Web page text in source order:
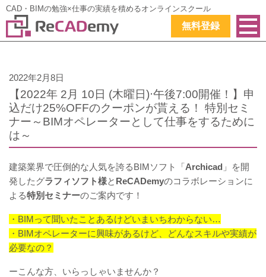
CAD・BIMの勉強×仕事の実績を積めるオンラインスクール
無料登録
2022年2月8日
【2022年 2月 10日 (木曜日)⋅午後7:00開催！】申
込だけ25%OFFのクーポンが貰える！ 特別セミ
ナー～BIMオペレーターとして仕事をするために
は～
建築業界で圧倒的な人気を誇るBIMソフト「Archicad 」を開
発したグラフィソフト様と ReCADemyのコラボレーションに
よる特別セミナーのご案内です！
・BIMって聞いたことあるけどいまいちわからない…
・BIMオペレーターに興味があるけど、どんなスキルや実績が
必要なの？
ーこんな方、いらっしゃいませんか？